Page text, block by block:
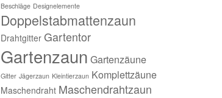
Beschläge Designelemente
Doppelstabmattenzaun
Drahtgitter Gartentor
Gartenzaun Gartenzäune
Gitter Jägerzaun Kleintierzaun Komplettzäune
Maschendraht Maschendrahtzaun